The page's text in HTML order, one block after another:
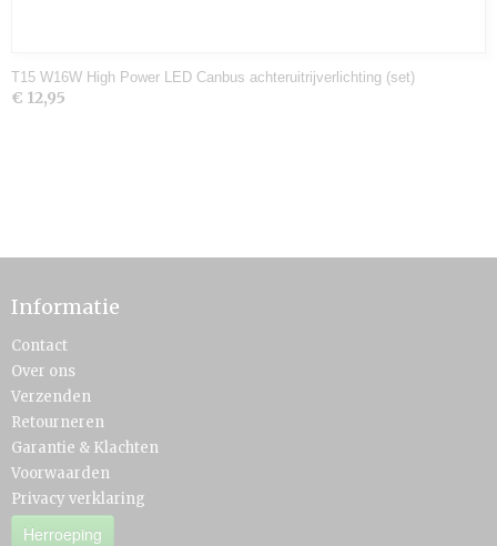
T15 W16W High Power LED Canbus achteruitrijverlichting (set)
€ 12,95
Informatie
Contact
Over ons
Verzenden
Retourneren
Garantie & Klachten
Voorwaarden
Privacy verklaring
Herroeping